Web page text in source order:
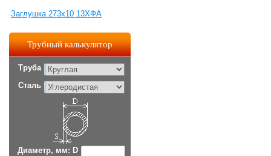
Заглушка 273х10 13ХФА
Трубный калькулятор
Труба
Сталь
Диаметр, мм: D